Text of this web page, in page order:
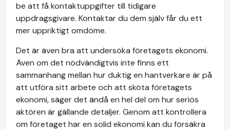
be att få kontaktuppgifter till tidigare
uppdragsgivare. Kontaktar du dem själv får du ett
mer uppriktigt omdöme.
Det är även bra att undersöka företagets ekonomi.
Även om det nödvändigtvis inte finns ett
sammanhang mellan hur duktig en hantverkare är på
att utföra sitt arbete och att sköta företagets
ekonomi, säger det ändå en hel del om hur seriös
aktören är gällande detaljer. Genom att kontrollera
om företaget har en solid ekonomi kan du försäkra